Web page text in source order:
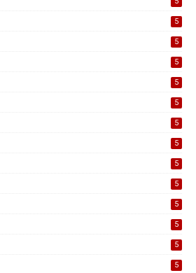
5
5
5
5
5
5
5
5
5
5
5
5
5